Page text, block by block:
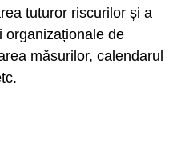
tuturor riscurilor și a
organizaționale de
măsurilor, calendarul